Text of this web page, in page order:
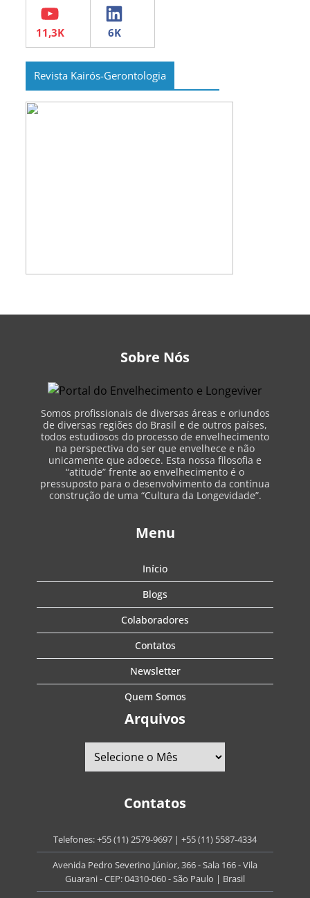
YouTube LinkedIn
Revista Kairós-Gerontologia
Sobre Nós
Somos profissionais de diversas áreas e oriundos
de diversas regiões do Brasil e de outros países,
todos estudiosos do processo de envelhecimento
na perspectiva do ser que envelhece e não
unicamente que adoece. Esta nossa filosofia e
“atitude” frente ao envelhecimento é o
pressuposto para o desenvolvimento da contínua
construção de uma “Cultura da Longevidade”.
Menu
Início
Blogs
Colaboradores
Contatos
Newsletter
Quem Somos
Arquivos
Contatos
Telefones:+55 (11) 2579-9697 | +55 (11) 5587-4334
Avenida Pedro Severino Júnior, 366 - Sala 166 - Vila
Guarani - CEP: 04310-060 - São Paulo | Brasil